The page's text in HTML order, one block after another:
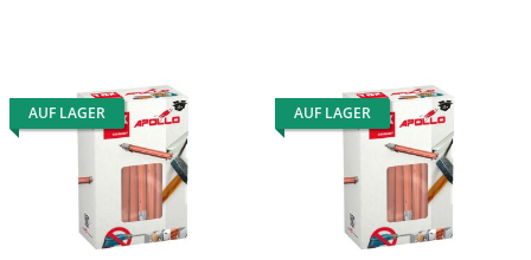
AUF LAGER AUF LAGER